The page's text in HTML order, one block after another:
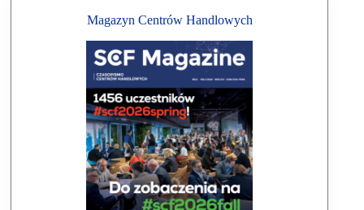
Magazyn Centrów Handlowych